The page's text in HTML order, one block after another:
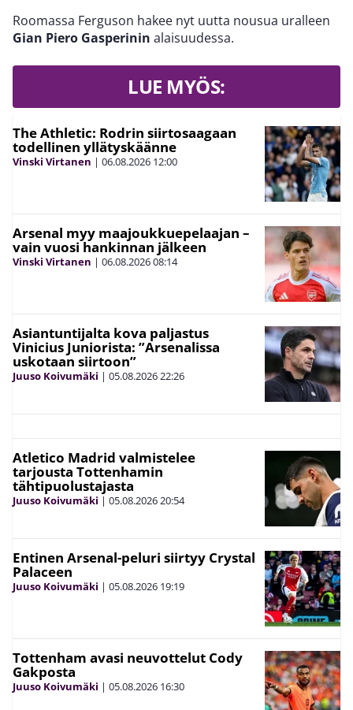
Roomassa Ferguson hakee nyt uutta nousua uralleen
Gian Piero Gasperinin alaisuudessa.
LUE MYÖS:
The Athletic: Rodrin siirtosaagaan
todellinen yllätyskäänne
Vinski Virtanen | 06.08.2026 12:00
Arsenal myy maajoukkuepelaajan –
vain vuosi hankinnan jälkeen
Vinski Virtanen | 06.08.202608:14
Asiantuntijalta kova paljastus
Vinicius Juniorista: ”Arsenalissa
uskotaan siirtoon”
Juuso Koivumäki | 05.08.202622:26
Atletico Madrid valmistelee
tarjousta Tottenhamin
tähtipuolustajasta
Juuso Koivumäki | 05.08.202620:54
Entinen Arsenal-peluri siirtyy Crystal
Palaceen
Juuso Koivumäki | 05.08.2026 19:19
Tottenham avasi neuvottelut Cody
Gakposta
Juuso Koivumäki | 05.08.2026 16:30